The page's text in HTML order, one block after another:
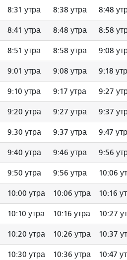
8:31 утра 8:38 утра 8:48
8:41 утра 8:48 утра 8:58
8:51 утра 8:58 утра 9:08
9:01 утра 9:08 утра 9:18
9:10 утра 9:17 утра 9:27
9:20 утра 9:27 утра 9:37
9:30 утра 9:37 утра 9:47
9:40 утра 9:46 утра 9:56
9:50 утра 9:56 утра 10:06
10:00 утра 10:06 утра 10:16
10:10 утра 10:16 утра 10:27
10:20 утра 10:26 утра 10:37
10:30 утра 10:36 утра 10:47